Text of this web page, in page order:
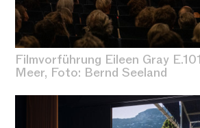
Filmvorführung Eileen Gray
Meer, Foto: Bernd Seeland